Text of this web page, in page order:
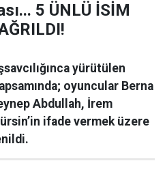
5 ÜNLÜ İSİM
yürütülen
oyuncular Berna
Abdullah, İrem
ifade vermek üzere